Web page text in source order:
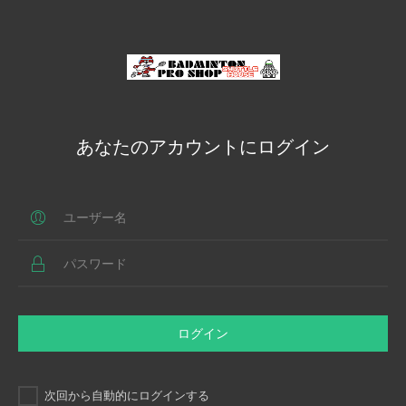
あなたのアカウントにログイン
ログイン
次回から自動的にログインする